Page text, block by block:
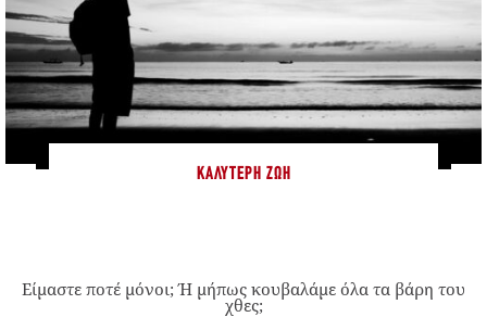
ΚΑΛΎΤΕΡΗ ΖΩΉ
Είμαστε ποτέ μόνοι; Ή μήπως κουβαλάμε όλα τα βάρη του
χθες;